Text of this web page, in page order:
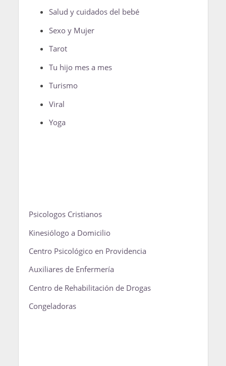
Salud y cuidados del bebé
Sexo y Mujer
Tarot
Tu hijo mes a mes
Turismo
Viral
Yoga
Psicologos Cristianos
Kinesiólogo a Domicilio
Centro Psicológico en Providencia
Auxiliares de Enfermería
Centro de Rehabilitación de Drogas
Congeladoras